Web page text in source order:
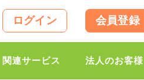
ログイン 会員登録
関連サービス 法人のお客様